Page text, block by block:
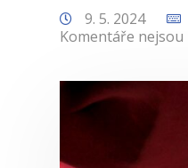
9. 5. 2024
Komentáře nejsou